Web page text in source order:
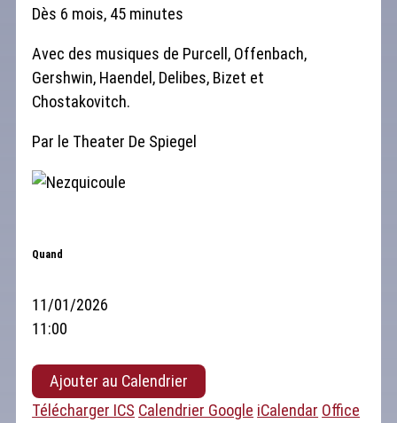
Dès 6 mois, 45 minutes
Avec des musiques de Purcell, Offenbach,
Gershwin, Haendel, Delibes, Bizet et
Chostakovitch.
Par le Theater De Spiegel
Quand
11/01/2026
11:00
Ajouter au Calendrier
Télécharger ICS Calendrier Google iCalendar Office